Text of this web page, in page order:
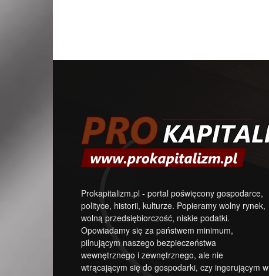
Prokapitalizm.pl - portal poświęcony gospodarce,
polityce, historii, kulturze. Popieramy wolny rynek,
wolną przedsiębiorczość, niskie podatki.
Opowiadamy się za państwem minimum,
pilnującym naszego bezpieczeństwa
wewnętrznego i zewnętrznego, ale nie
wtrącającym się do gospodarki, czy ingerującym w